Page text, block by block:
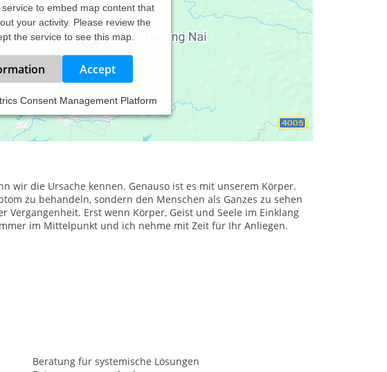
to embed map content that
your activity. Please review the
the service to see this map.
Accept
Consent Management Platform
die Hand reicht und ein Stück des Weges begleitet... Sie sind
benötigen fachkompetente und schnelle Hilfe..Sie suchen
wir die Ursache kennen. Genauso ist es mit unserem Körper.
zu behandeln, sondern den Menschen als Ganzes zu sehen
Erst wenn Körper, Geist und Seele im Einklang
im Mittelpunkt und ich nehme mit Zeit für Ihr Anliegen.
Beratung für systemische Lösungen